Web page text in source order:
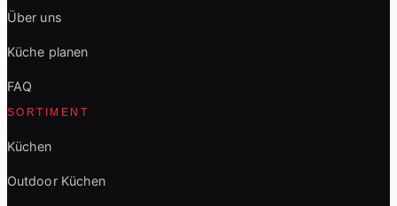
Über uns
Küche planen
FAQ
SORTIMENT
Küchen
Outdoor Küchen